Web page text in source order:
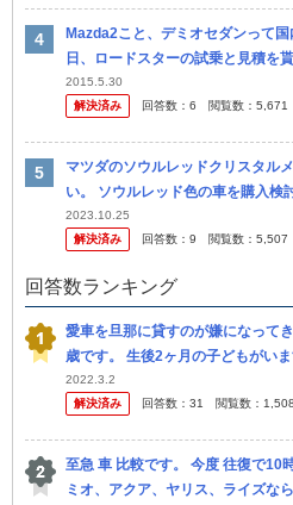
Mazda2こと、デミオセダンって
日、ロードスターの試乗と見積を
っている間にデミオの試乗と見積
構走...
2015.5.30
解決済み
回答数： 6 閲覧数： 5,671
マツダのソウルレッドクリスタル
い。 ソウルレッド色の車を購入検
っきりした一段と綺麗なソウルレ
の美...
2023.10.25
解決済み
回答数： 9 閲覧数： 5,507
回答数ランキング
愛車を旦那に貸すのが嫌になって
歳です。 生後2ヶ月の子どもがい
AZDA2を新車で買いました。 まだ
2022.3.2
解決済み
回答数： 31 閲覧数： 1,508
至急 車 比較です。 今度 往復で10
ミオ、アクア、ヤリス、ライズな